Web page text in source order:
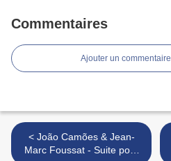
Commentaires
Ajouter un commentaire
< João Camões & Jean-
Marc Foussat - Suite pour